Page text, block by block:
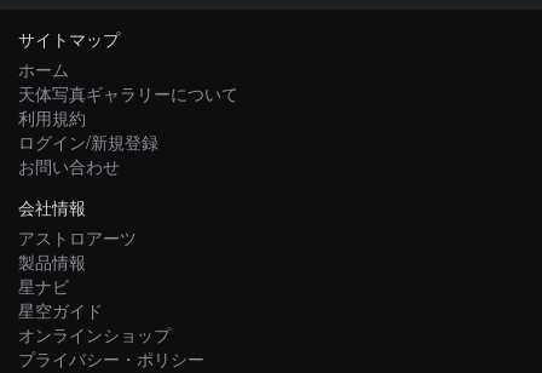
サイトマップ
ホーム
天体写真ギャラリーについて
利用規約
ログイン/新規登録
お問い合わせ
会社情報
アストロアーツ
製品情報
星ナビ
星空ガイド
オンラインショップ
プライバシー・ポリシー